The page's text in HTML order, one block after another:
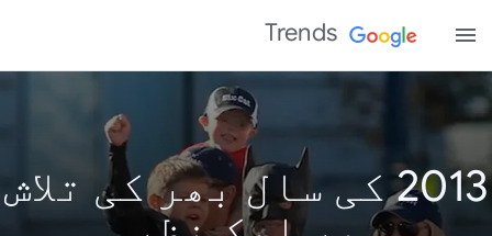
Trends
2013 کی سال بھر کی تلاش